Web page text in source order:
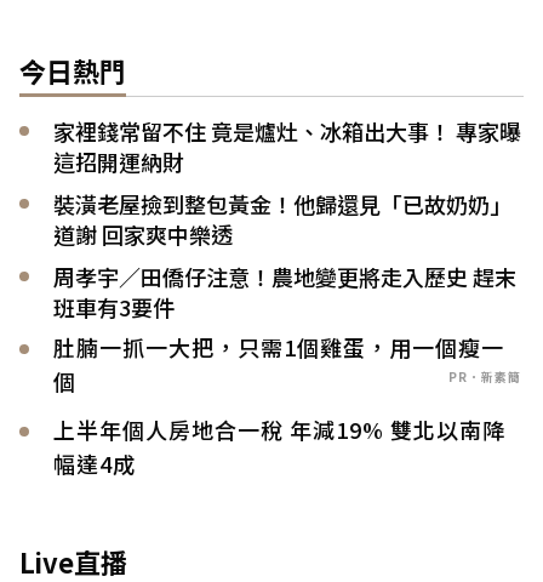
今日熱門
家裡錢常留不住 竟是爐灶、冰箱出大事！ 專家曝
這招開運納財
裝潢老屋撿到整包黃金！他歸還見「已故奶奶」
道謝 回家爽中樂透
周孝宇／田僑仔注意！農地變更將走入歷史 趕末
班車有3要件
肚腩一抓一大把，只需1個雞蛋，用一個瘦一
個
PR．新素簡
上半年個人房地合一稅 年減19% 雙北以南降
幅達4成
Live直播